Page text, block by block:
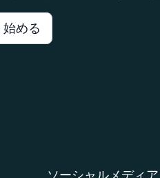
始める
ソーシャルメディア